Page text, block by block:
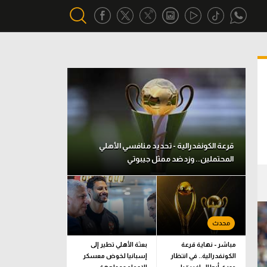
أقسام خاصة
Gamers
ميركاتو
تحقيق في الجول
تقرير في الجول
تحليل في الجول
حكايات في الجول
كويز في الجول
فيديو في الجول
قرعة الكونفدرالية - تحديد منافسي الأهلي
المحتملين.. وزد ضد ممثل جيبوتي
مباشر - نهاية قرعة
الكونفدرالية.. في انتظار
بعثة الأهلي تطير إلى
إسبانيا لخوض معسكر